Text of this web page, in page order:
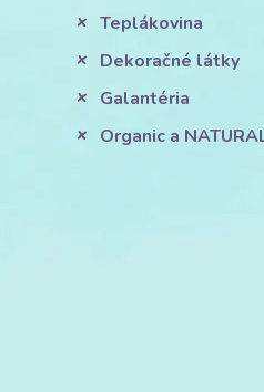
Teplákovina
Dekoračné látky
Galantéria
Organic a